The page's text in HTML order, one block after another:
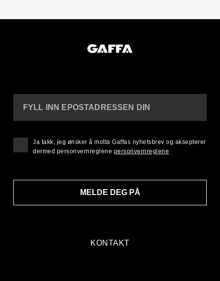
KONTAKT
FYLL INN EPOSTADRESSEN DIN
MELDE DEG PÅ
Ja takk, jeg ønsker å motta Gaffas nyhetsbrev og aksepterer
dermed personvernreglene personvernreglene